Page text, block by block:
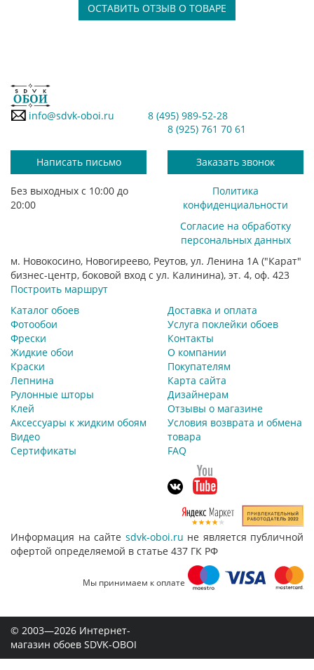
ОСТАВИТЬ ОТЗЫВ О ТОВАРЕ
info@sdvk-oboi.ru
8 (495) 989-52-28
8 (925) 761 70 61
Написать письмо Заказать звонок
Без выходных с 10:00 до
20:00
Политика
конфиденциальности
Согласие на обработку
персональных данных
м. Новокосино, Новогиреево, Реутов, ул. Ленина 1А ("Карат"
бизнес-центр, боковой вход с ул. Калинина), эт. 4, оф. 423
Построить маршрут
Каталог обоев
Фотообои
Фрески
Жидкие обои
Краски
Лепнина
Рулонные шторы
Клей
Аксессуары к жидким обоям
Видео
Сертификаты
Доставка и оплата
Услуга поклейки обоев
Контакты
О компании
Покупателям
Карта сайта
Дизайнерам
Отзывы о магазине
Условия возврата и обмена
товара
FAQ
Информация на сайте sdvk-oboi.ru не является публичной
офертой определяемой в статье 437 ГК РФ
Мы принимаем к оплате
© 2003—2026 Интернет-
магазин обоев SDVK-OBOI